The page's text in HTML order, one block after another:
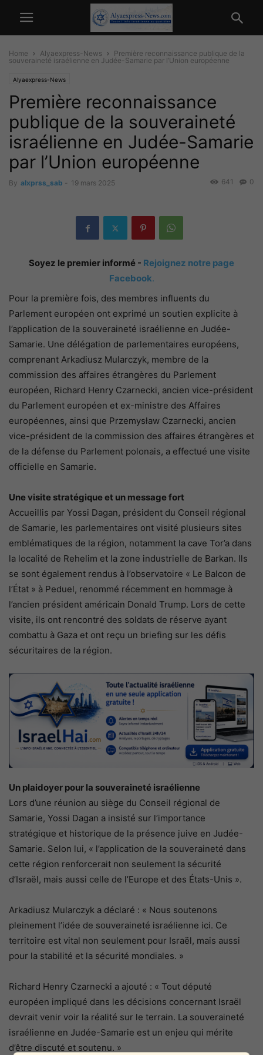
Home Alyaexpress-News
Première reconnaissance publique de la
souveraineté israélienne en Judée-Samarie par l’Union européenne
Alyaexpress-News
Première reconnaissance
publique de la souveraineté
israélienne en Judée-Samarie
par l’Union européenne
By alxprss_sab - 19 mars 2025 0
641
Soyez le premier informé - Rejoignez notre page
Facebook.
Pour la première fois, des membres influents du
Parlement européen ont exprimé un soutien explicite à
l’application de la souveraineté israélienne en Judée-
Samarie. Une délégation de parlementaires européens,
comprenant Arkadiusz Mularczyk, membre de la
commission des affaires étrangères du Parlement
européen, Richard Henry Czarnecki, ancien vice-président
du Parlement européen et ex-ministre des Affaires
européennes, ainsi que Przemysław Czarnecki, ancien
vice-président de la commission des affaires étrangères et
de la défense du Parlement polonais, a effectué une visite
officielle en Samarie.
Une visite stratégique et un message fort
Accueillis par Yossi Dagan, président du Conseil régional
de Samarie, les parlementaires ont visité plusieurs sites
emblématiques de la région, notamment la cave Tor’a dans
la localité de Rehelim et la zone industrielle de Barkan. Ils
se sont également rendus à l’observatoire « Le Balcon de
l’État » à Peduel, renommé récemment en hommage à
l’ancien président américain Donald Trump. Lors de cette
visite, ils ont rencontré des soldats de réserve ayant
combattu à Gaza et ont reçu un briefing sur les défis
sécuritaires de la région.
Un plaidoyer pour la souveraineté israélienne
Lors d’une réunion au siège du Conseil régional de
Samarie, Yossi Dagan a insisté sur l’importance
stratégique et historique de la présence juive en Judée-
Samarie. Selon lui, « l’application de la souveraineté dans
cette région renforcerait non seulement la sécurité
d’Israël, mais aussi celle de l’Europe et des États-Unis ».
Arkadiusz Mularczyk a déclaré : « Nous soutenons
pleinement l’idée de souveraineté israélienne ici. Ce
territoire est vital non seulement pour Israël, mais aussi
pour la stabilité et la sécurité mondiales. »
Richard Henry Czarnecki a ajouté : « Tout député
européen impliqué dans les décisions concernant Israël
devrait venir voir la réalité sur le terrain. La souveraineté
israélienne en Judée-Samarie est un enjeu qui mérite
d’être discuté et soutenu. »